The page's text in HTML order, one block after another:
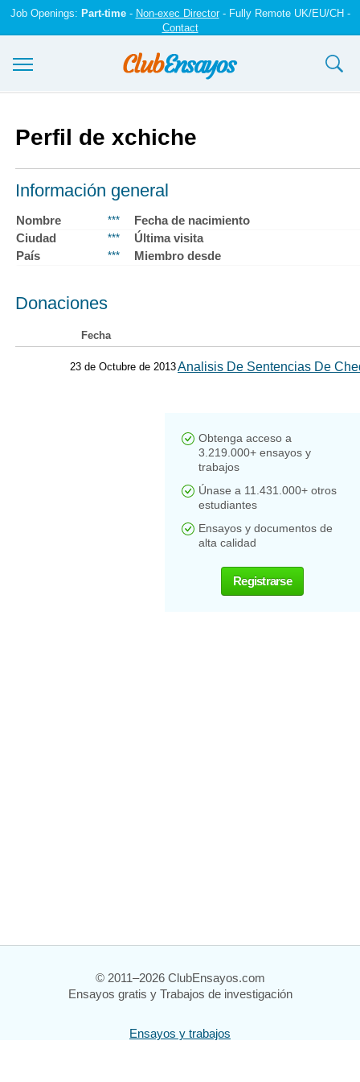
Job Openings: Part-time- Non-exec Director- Fully Remote UK/EU/CH -
Contact
Registrarse
Iniciar sesión
Contáctenos
Perfil de xchiche
Información general
Nombre ***
Fecha de nacimiento
Ciudad
***
Última visita
País
*** Miembro desde
Donaciones
Fecha
23 de Octubre de 2013Analisis De Sentencias De
Obtenga acceso a
3.219.000+ ensayos y
trabajos
Únase a 11.431.000+ otros
estudiantes
Ensayos y documentos de
alta calidad
Registrarse
© 2011–2026 ClubEnsayos.com
Ensayos gratis y Trabajos de investigación
Ensayos y trabajos